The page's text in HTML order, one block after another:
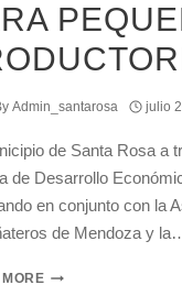
Admin_santarosa julio
de Santa Rosa a
de Desarrollo
en conjunto con la
de Mendoza y